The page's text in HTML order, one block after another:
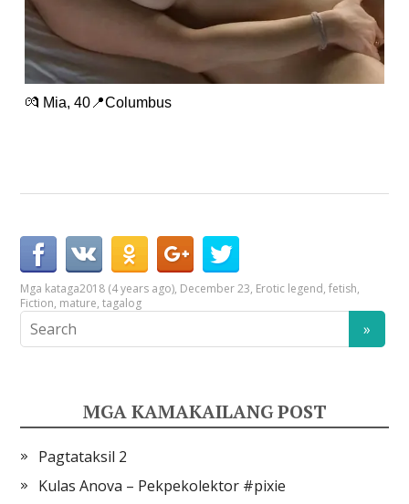
💏 Mia, 40📍Columbus
Mga kataga2018 (4 years ago), December 23, Erotic legend,fetish,
Fiction, mature,tagalog
MGA KAMAKAILANG POST
Pagtataksil 2
Kulas Anova – Pekpekolektor #pixie